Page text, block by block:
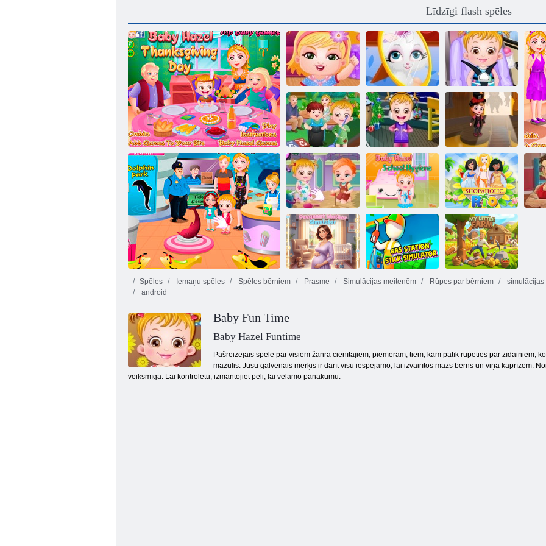
Līdzīgi flash spēles
Baby Hazel Pateicības diena
Baby Hazel
ļaunums laiks
Baby Hazel -
nerātns kaķis
Baby Hazel
PlayDate
Baby Hazel
Zemes diena
Baby Hazel
Jaunais gads
Bash
Baby Hazel delfīnu tūre
Baby Hazel
Halloween pils
Mazuļa lazda
zelta zivtiņa
Baby Hazel
skola higiēna
Shopaholic Rio
Spēles Iemaņu spēles Spēles bērniem Prasme Simulācijas meitenēm Rūpes par bērniem simulācijas
android
Baby Fun Time
Baby Hazel Funtime
Pašreizējais spēle par visiem žanra cienītājiem, piemēram, tiem, kam patīk rūpēties par zīdaiņiem,
mazulis. Jūsu galvenais mērķis ir darīt visu iespējamo, lai izvairītos mazs bērns un viņa kaprīzēm.
veiksmīga. Lai kontrolētu, izmantojiet peli, lai vēlamo panākumu.